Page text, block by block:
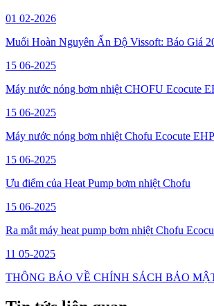
01 02-2026
Muối Hoàn Nguyên Ấn Độ Vissoft: Báo Giá
15 06-2025
Máy nước nóng bơm nhiệt CHOFU Ecocute
15 06-2025
Máy nước nóng bơm nhiệt Chofu Ecocute
15 06-2025
Ưu điểm của Heat Pump bơm nhiệt Chofu
15 06-2025
Ra mắt máy heat pump bơm nhiệt Chofu
11 05-2025
THÔNG BÁO VỀ CHÍNH SÁCH BẢO